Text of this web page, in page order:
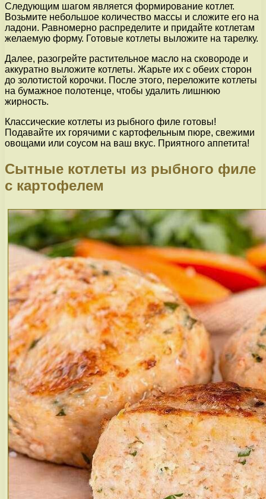
Следующим шагом является формирование котлет.
Возьмите небольшое количество массы и сложите его на
ладони. Равномерно распределите и придайте котлетам
желаемую форму. Готовые котлеты выложите на тарелку.
Далее, разогрейте растительное масло на сковороде и
аккуратно выложите котлеты. Жарьте их с обеих сторон
до золотистой корочки. После этого, переложите котлеты
на бумажное полотенце, чтобы удалить лишнюю
жирность.
Классические котлеты из рыбного филе готовы!
Подавайте их горячими с картофельным пюре, свежими
овощами или соусом на ваш вкус. Приятного аппетита!
Сытные котлеты из рыбного филе
с картофелем